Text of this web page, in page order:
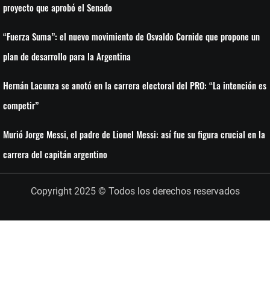
proyecto que aprobó el Senado
“Fuerza Suma”: el nuevo movimiento de Osvaldo Cornide que propone un
plan de desarrollo para la Argentina
Hernán Lacunza se anotó en la carrera electoral del PRO: “La intención es
competir”
Murió Jorge Messi, el padre de Lionel Messi: así fue su figura crucial en la
carrera del capitán argentino
Copyright 2025 © Todos los derechos reservados